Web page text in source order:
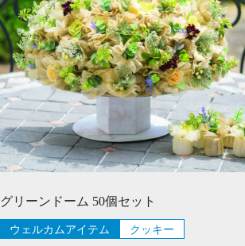
グリーンドーム 50個セット
ウェルカムアイテム クッキー